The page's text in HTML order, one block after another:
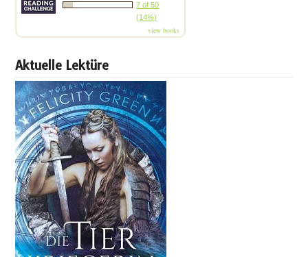
7 of 50
(14%)
view books
Aktuelle Lektüre